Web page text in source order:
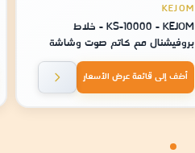
KEJOM
KS-10000 - KEJOM - خلاط
بروفيشنال مع كاتم صوت وشاشة
لمس ستايل امريكي
أضف إلى قائمة عرض الأسعار